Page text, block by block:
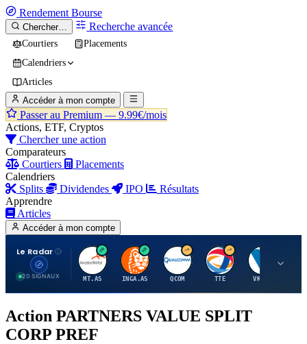
Rendement Bourse
Chercher… Recherche avancée
Courtiers
Placements
Calendriers
Articles
Accéder à mon compte
Passer au Premium — 9.99€/mois
Actions, ETF, Cryptos
Chercher une action
Comparateurs
Courtiers
Placements
Calendriers
Splits
Dividendes IPO
Résultats
Apprendre
Articles
Accéder à mon compte
Le Radar
20 SIGNAUX
A
MT.AS
I
INGA.AS
Q
QCOM
T
TTE VK.PA
Action PARTNERS VALUE SPLIT
CORP PREF